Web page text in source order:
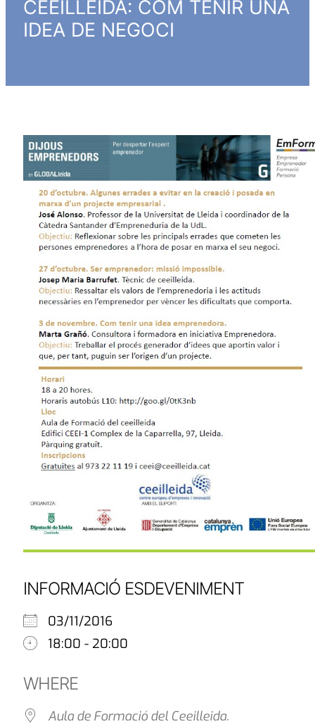
CEEILLEIDA: COM TENIR UNA
IDEA DE NEGOCI
INFORMACIÓ ESDEVENIMENT
03/11/2016
18:00 - 20:00
WHERE
Aula de Formació del Ceeilleida.